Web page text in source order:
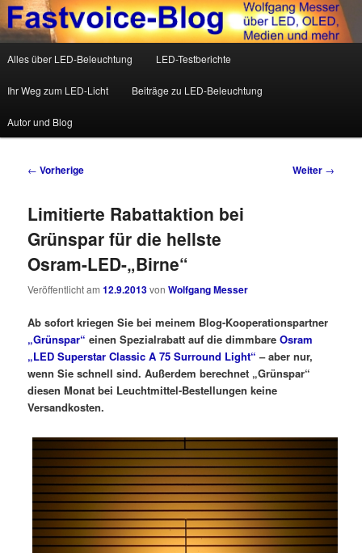
Fastvoice-Blog
Wolfgang Messer über LED, OLED, Medien und mehr
Zum Inhalt wechseln
Zum sekundären Inhalt wechseln
Alles über LED-Beleuchtung LED-Testberichte
Ihr Weg zum LED-Licht Beiträge zu LED-Beleuchtung
Autor und Blog
Beitrags-Navigation
← Vorherige Weiter →
Limitierte Rabattaktion bei
Grünspar für die hellste
Osram-LED-„Birne“
Veröffentlicht am12.9.2013vonWolfgang Messer
Ab sofort kriegen Sie bei meinem Blog-Kooperationspartner
„Grünspar“ einen Spezialrabatt auf die dimmbareOsram
„LED Superstar Classic A 75 Surround Light“ – aber nur,
wenn Sie schnell sind. Außerdem berechnet „Grünspar“
diesen Monatbei Leuchtmittel-Bestellungen keine
Versandkosten.